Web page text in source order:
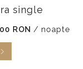
single
RON / noapte